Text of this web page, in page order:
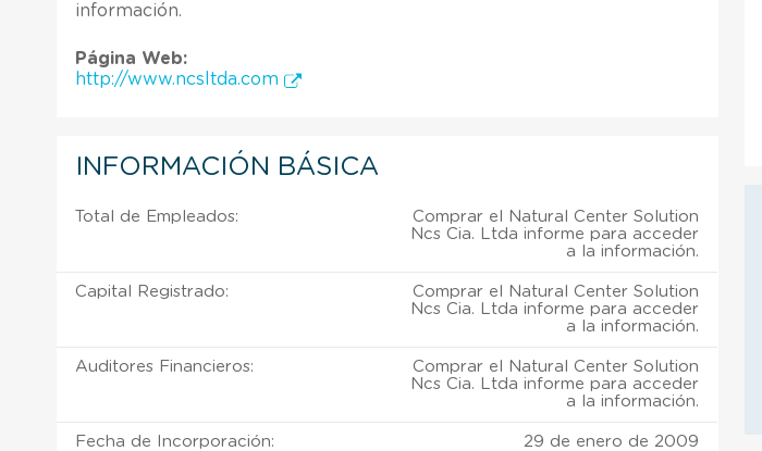
información.
Página Web:
http://www.ncsltda.com
INFORMACIÓN BÁSICA
Total de Empleados:
Comprar el Natural Center Solution
Ncs Cia. Ltda informe para acceder
a la información.
Capital Registrado:
Comprar el Natural Center Solution
Ncs Cia. Ltda informe para acceder
a la información.
Auditores Financieros:
Comprar el Natural Center Solution
Ncs Cia. Ltda informe para acceder
a la información.
Fecha de Incorporación: 29 de enero de 2009